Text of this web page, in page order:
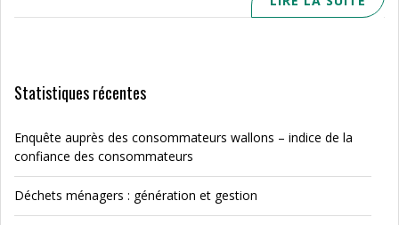
Statistiques récentes
Enquête auprès des consommateurs wallons – indice de la
confiance des consommateurs
Déchets ménagers : génération et gestion